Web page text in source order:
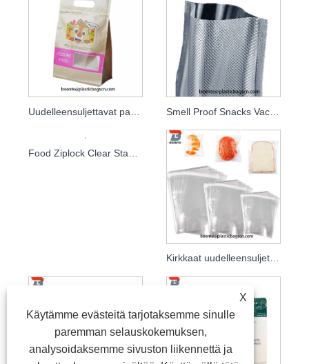
Kirkkaat uudelleensuljettavat pussit ruokavälipalalle
X
Käytämme evästeitä tarjotaksemme sinulle
paremman selauskokemuksen,
analysoidaksemme sivuston liikennettä ja